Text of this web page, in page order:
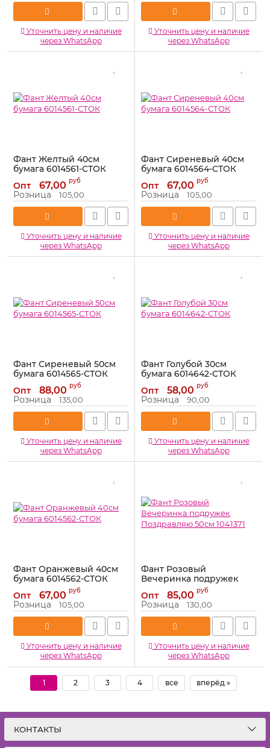
Уточнить цену и наличие
через WhatsApp
Уточнить цену и наличие
через WhatsApp
Фант Желтый 40см
бумага 6014561-СТОК
Артикул: 6014561-СТОК
Опт 67,00 руб
Розница 105,00
Уточнить цену и наличие
через WhatsApp
Фант Сиреневый 40см
бумага 6014564-СТОК
Артикул: 6014564-СТОК
Опт 67,00 руб
Розница 105,00
Уточнить цену и наличие
через WhatsApp
Фант Сиреневый 50см
бумага 6014565-СТОК
Артикул: 6014565-СТОК
Опт 88,00 руб
Розница 135,00
Уточнить цену и наличие
через WhatsApp
Фант Голубой 30см
бумага 6014642-СТОК
Артикул: 6014642-СТОК
Опт 58,00 руб
Розница 90,00
Уточнить цену и наличие
через WhatsApp
Фант Оранжевый 40см
бумага 6014562-СТОК
Артикул: 6014562-СТОК
Опт 67,00 руб
Розница 105,00
Уточнить цену и наличие
через WhatsApp
Фант Розовый
Вечеринка подружек
Поздравляю 50см 1041371
Артикул: 1041371
Опт 85,00 руб
Розница 130,00
Уточнить цену и наличие
через WhatsApp
1 2 3 4 все вперёд »
КОНТАКТЫ